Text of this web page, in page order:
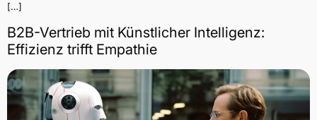
[…]
B2B-Vertrieb mit Künstlicher Intelligenz:
Effizienz trifft Empathie